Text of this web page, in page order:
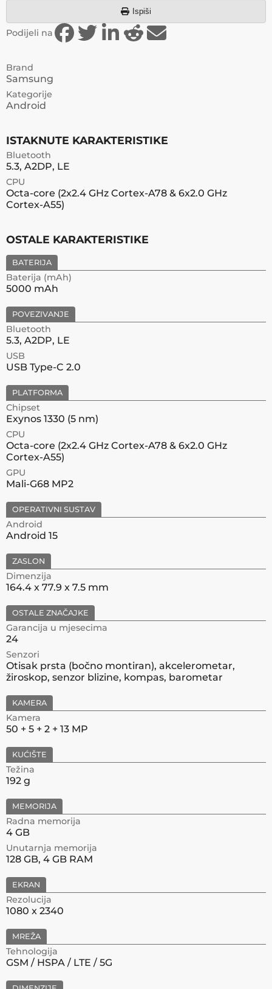
Ispiši
Podijeli na
Brand
Samsung
Kategorije
Android
ISTAKNUTE KARAKTERISTIKE
Bluetooth
5.3, A2DP, LE
CPU
Octa-core (2x2.4 GHz Cortex-A78 & 6x2.0 GHz
Cortex-A55)
OSTALE KARAKTERISTIKE
BATERIJA
Baterija (mAh)
5000 mAh
POVEZIVANJE
Bluetooth
5.3, A2DP, LE
USB
USB Type-C 2.0
PLATFORMA
Chipset
Exynos 1330 (5 nm)
CPU
Octa-core (2x2.4 GHz Cortex-A78 & 6x2.0 GHz
Cortex-A55)
GPU
Mali-G68 MP2
OPERATIVNI SUSTAV
Android
Android 15
ZASLON
Dimenzija
164.4 x 77.9 x 7.5 mm
OSTALE ZNAČAJKE
Garancija u mjesecima
24
Senzori
Otisak prsta (bočno montiran), akcelerometar,
žiroskop, senzor blizine, kompas, barometar
KAMERA
Kamera
50 + 5 + 2 + 13 MP
KUĆIŠTE
Težina
192 g
MEMORIJA
Radna memorija
4 GB
Unutarnja memorija
128 GB, 4 GB RAM
EKRAN
Rezolucija
1080 x 2340
MREŽA
Tehnologija
GSM / HSPA / LTE / 5G